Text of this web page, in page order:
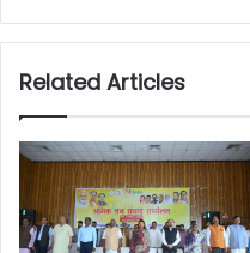
Related Articles